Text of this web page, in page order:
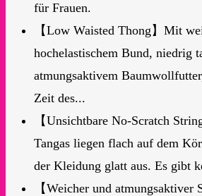
für Frauen.
【Low Waisted Thong】Mit
hochelastischem Bund, niedrig
atmungsaktivem
Zeit des...
【Unsichtbare No-Scratch
Tangas liegen flach auf dem
der Kleidung glatt aus. Es gibt
【Weicher und atmungsaktiver